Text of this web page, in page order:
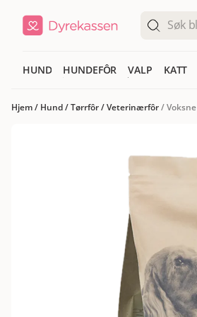
HUND HUNDEFÔR VALP KATT
Hjem/ Hund/Tørrfôr/Veterinærfôr/Voksne